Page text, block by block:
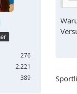
276
2.221
389